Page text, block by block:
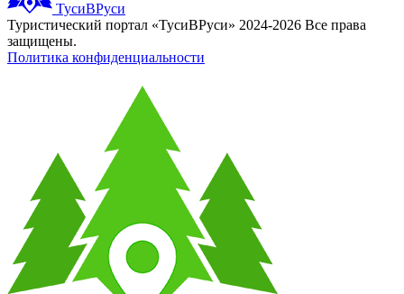
ТусиВРуси
Туристический портал «ТусиВРуси» 2024-2026 Все права
защищены.
Политика конфиденциальности